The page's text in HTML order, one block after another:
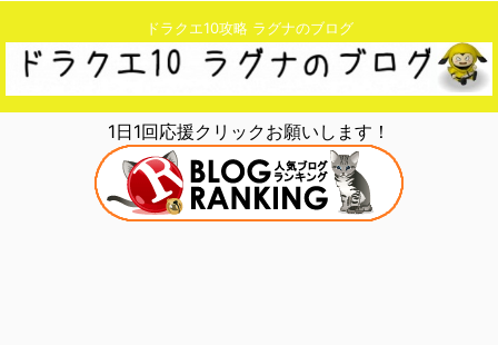
ドラクエ10攻略 ラグナのブログ
1日1回応援クリックお願いします！